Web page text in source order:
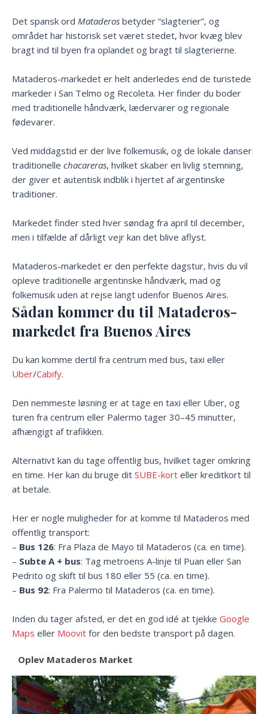
Det spansk ord Mataderos betyder “slagterier”, og
området har historisk set været stedet, hvor kvæg blev
bragt ind til byen fra oplandet og bragt til slagterierne.
Mataderos-markedet er helt anderledes end de turistede
markeder i San Telmo og Recoleta. Her finder du boder
med traditionelle håndværk, lædervarer og regionale
fødevarer.
Ved middagstid er der live folkemusik, og de lokale danser
traditionelle chacareras, hvilket skaber en livlig stemning,
der giver et autentisk indblik i hjertet af argentinske
traditioner.
Markedet finder sted hver søndag fra april til december,
men i tilfælde af dårligt vejr kan det blive aflyst.
Mataderos-markedet er den perfekte dagstur, hvis du vil
opleve traditionelle argentinske håndværk, mad og
folkemusik uden at rejse langt udenfor Buenos Aires.
Sådan kommer du til Mataderos-
markedet fra Buenos Aires
Du kan komme dertil fra centrum med bus, taxi eller
Uber/Cabify.
Den nemmeste løsning er at tage en taxi eller Uber, og
turen fra centrum eller Palermo tager 30–45 minutter,
afhængigt af trafikken.
Alternativt kan du tage offentlig bus, hvilket tager omkring
en time. Her kan du bruge dit SUBE-kort eller kreditkort til
at betale.
Her er nogle muligheder for at komme til Mataderos med
offentlig transport:
– Bus 126: Fra Plaza de Mayo til Mataderos (ca. en time).
– Subte A + bus: Tag metroens A-linje til Puan eller San
Pedrito og skift til bus 180 eller 55 (ca. en time).
– Bus 92: Fra Palermo til Mataderos (ca. en time).
Inden du tager afsted, er det en god idé at tjekke Google
Maps eller Moovit for den bedste transport på dagen.
Oplev Mataderos Market